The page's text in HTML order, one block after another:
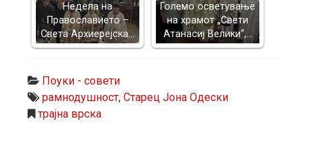
Недела на
Православието –
Света Архиерејска…
Големо осветување
на храмот „Свети
Атанасиј Велики“,…
Поуки - совети
рамнодушност, Старец Јона Одески
трајна врска